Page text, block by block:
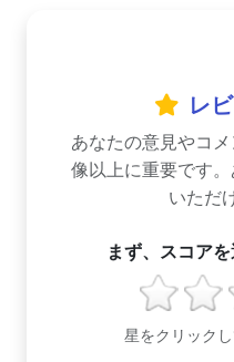
レ
あなたの意見やコ
像以上に重要です
いただ
まず、スコア
星をクリック